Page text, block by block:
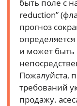
быть поле с
reduction”
прогноз
и может
Пожалуйста,
требований
продажу.